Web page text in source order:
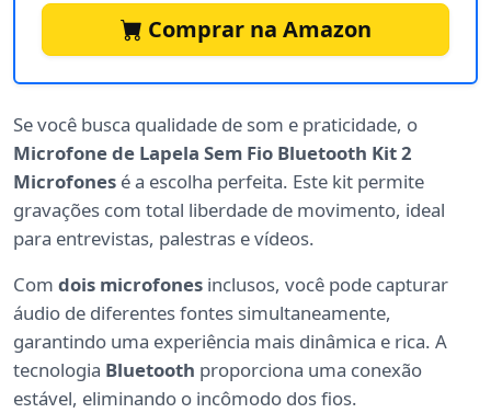
Comprar na Amazon
Se você busca qualidade de som e praticidade, o
Microfone de Lapela Sem Fio Bluetooth Kit 2
Microfones é a escolha perfeita. Este kit permite
gravações com total liberdade de movimento, ideal
para entrevistas, palestras e vídeos.
Com dois microfones inclusos, você pode capturar
áudio de diferentes fontes simultaneamente,
garantindo uma experiência mais dinâmica e rica. A
tecnologia Bluetooth proporciona uma conexão
estável, eliminando o incômodo dos fios.